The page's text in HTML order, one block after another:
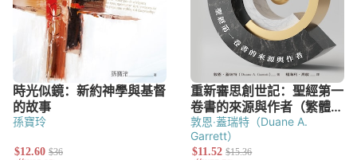
孫寶玲
敦恩‧蓋瑞特（Duane A.
Garrett）